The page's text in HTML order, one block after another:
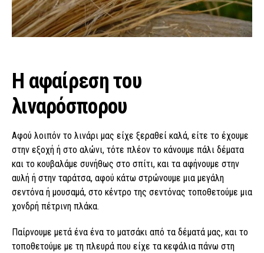
Η αφαίρεση του
λιναρόσπορου
Αφού λοιπόν το λινάρι μας είχε ξεραθεί καλά, είτε το έχουμε
στην εξοχή ή στο αλώνι, τότε πλέον το κάνουμε πάλι δέματα
και το κουβαλάμε συνήθως στο σπίτι, και τα αφήνουμε στην
αυλή ή στην ταράτσα, αφού κάτω στρώνουμε μια μεγάλη
σεντόνα ή μουσαμά, στο κέντρο της σεντόνας τοποθετούμε μια
χονδρή πέτρινη πλάκα.
Παίρνουμε μετά ένα ένα το ματσάκι από τα δέματά μας, και το
τοποθετούμε με τη πλευρά που είχε τα κεφάλια πάνω στη